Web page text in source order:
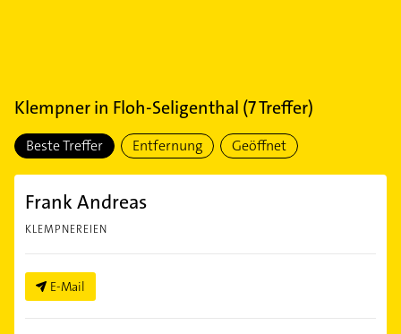
Klempnerin Floh-Seligenthal (7Treffer)
Beste Treffer Entfernung Geöffnet
Frank Andreas
KLEMPNEREIEN
E-Mail